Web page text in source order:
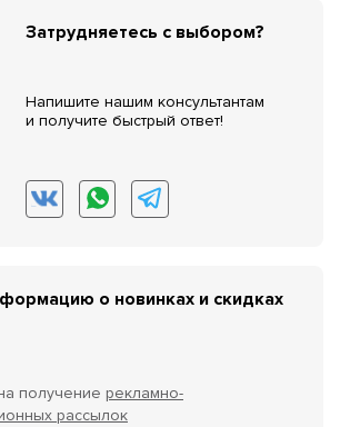
Затрудняетесь с выбором?
Напишите нашим консультантам
и получите быстрый ответ!
о новинках и скидках
получение рекламно-
рассылок